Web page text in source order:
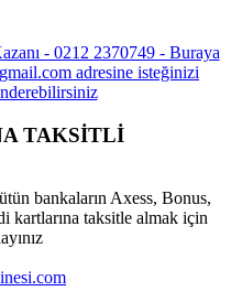
TAKSİTLİ
bankaların Axess, Bonus,
kartlarına taksitle almak için